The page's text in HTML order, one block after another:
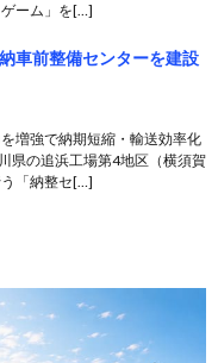
ーム」を[…]
車前整備センターを建設
増強で納期短縮・輸送効率化
県の追浜工場第4地区（横須賀
「納整セ[…]